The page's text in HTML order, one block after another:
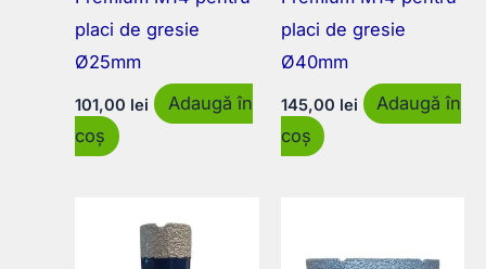
placi de gresie
Ø25mm
101,00 lei
Adaugă în
coș
placi de gresie
Ø40mm
145,00 lei
Adaugă în
coș